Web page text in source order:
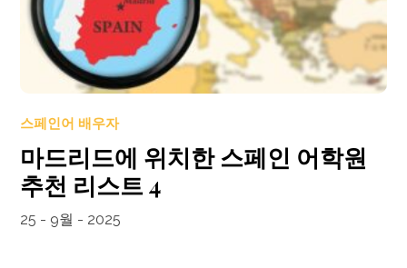
스페인어 배우자
마드리드에 위치한 스페인 어학원
추천 리스트 4
25 - 9월 - 2025